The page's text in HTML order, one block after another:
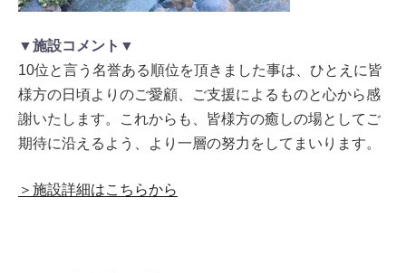
▼施設コメント▼
10位と言う名誉ある順位を頂きました事は、ひとえに皆
様方の日頃よりのご愛顧、ご支援によるものと心から感
謝いたします。これからも、皆様方の癒しの場としてご
期待に沿えるよう、より一層の努力をしてまいります。
＞施設詳細はこちらから